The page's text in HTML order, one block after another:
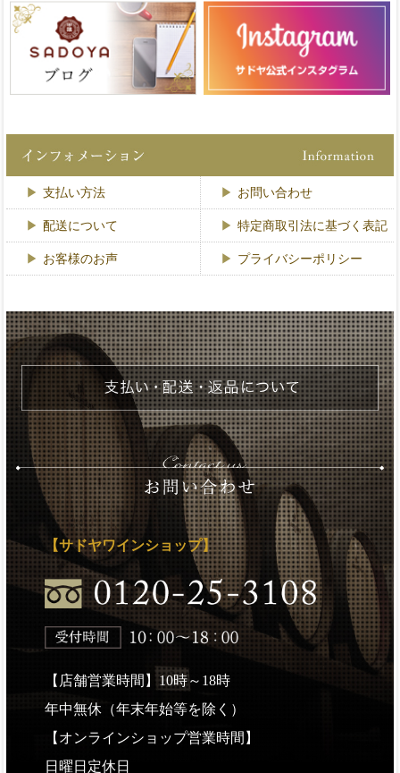
支払い方法 お問い合わせ
配送について 特定商取引法に基づく表記
お客様のお声 プライバシーポリシー
【サドヤワインショップ】
【店舗営業時間】10時～18時
年中無休（年末年始等を除く）
【オンラインショップ営業時間】
日曜日定休日